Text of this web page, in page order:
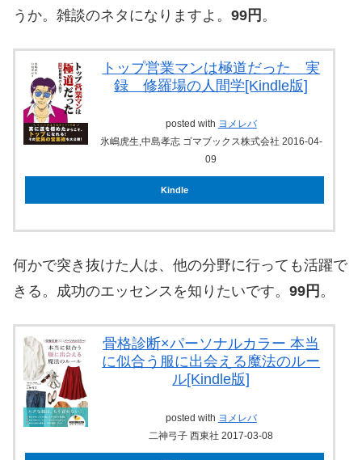
うか。雑談のネタになりますよ。 99円 。
トップ営業マンは極道だった 実
録 修羅場の人間学[Kindle版]
posted with ヨメレバ
氷嶋虎生,中島孝志 ゴマブックス株式会社 2016-04-
09
Kindle
何かで突き抜けた人は、他の分野に行っても活躍で
きる。成功のエッセンスを知りたいです。 99円 。
骨格診断×パーソナルカラー 本当
に似合う服に出会える魔法のルー
ル[Kindle版]
posted with ヨメレバ
二神弓子 西東社 2017-03-08